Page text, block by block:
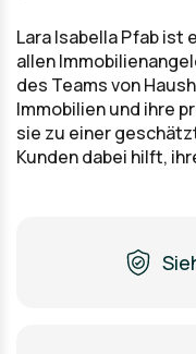
Lara Isabella Pfab ist
allen
des Teams von
Immobilien und ihre
sie zu einer
Kunden dabei hilft,